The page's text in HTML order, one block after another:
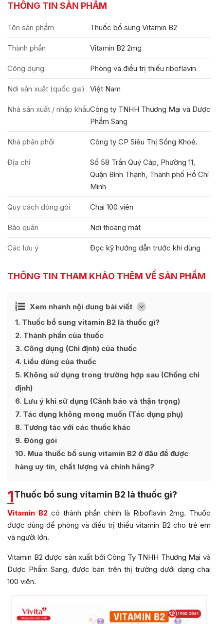
THÔNG TIN SẢN PHẨM
Tên sản phẩm Thuốc bổ sung Vitamin B2
Thành phần Vitamin B2 2mg
Công dụng Phòng và điều trị thiếu riboflavin
Nơi sản xuất (quốc gia) Việt Nam
Nhà sản xuất / nhập khẩuCông ty TNHH Thương Mại và Dược
Phẩm Sang
Nhà phân phối Công ty CP Siêu Thị Sống Khoẻ.
Địa chỉ
Số 58 Trần Quý Cáp, Phường 11,
Quận Bình Thạnh, Thành phố Hồ Chí
Minh
Quy cách đóng gói Chai 100 viên
Bảo quản Nơi thoáng mát
Các lưu ý Đọc kỹ hướng dẫn trước khi dùng
THÔNG TIN THAM KHẢO THÊM VỀ SẢN PHẨM
Xem nhanh nội dung bài viết [
Ẩn
1 Thuốc bổ sung vitamin B2 là thuốc gì?
2 Thành phần của thuốc
3 Công dụng (Chỉ định) của thuốc
4 Liều dùng của thuốc
5 Không sử dụng trong trường hợp sau (Chống chỉ
định)
6 Lưu ý khi sử dụng (Cảnh báo và thận trọng)
7 Tác dụng không mong muốn (Tác dụng phụ)
8 Tương tác với các thuốc khác
9 Đóng gói
10 Mua thuốc bổ sung vitamin B2 ở đâu để được
hàng uy tín, chất lượng và chính hãng?
1Thuốc bổ sung vitamin B2 là thuốc gì?
Vitamin B2 có thành phần chính là Riboflavin 2mg. Thuốc
được dùng để phòng và điều trị thiếu vitamin B2 cho trẻ em
và người lớn.
Vitamin B2 được sản xuất bởi Công Ty TNHH Thương Mại và
Dược Phẩm Sang, được bán trên thị trường dưới dạng chai
100 viên.